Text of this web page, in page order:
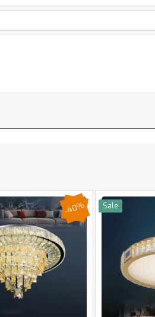
-40% Sale